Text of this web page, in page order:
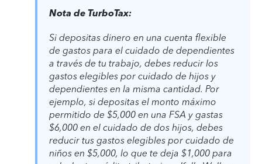
Nota de TurboTax:
Si depositas dinero en una cuenta flexible
de gastos para el cuidado de dependientes
a través de tu trabajo, debes reducir los
gastos elegibles por cuidado de hijos y
dependientes en la misma cantidad. Por
ejemplo, si depositas el monto máximo
permitido de $5,000 en una FSA y gastas
$6,000 en el cuidado de dos hijos, debes
reducir tus gastos elegibles por cuidado de
niños en $5,000, lo que te deja $1,000 para